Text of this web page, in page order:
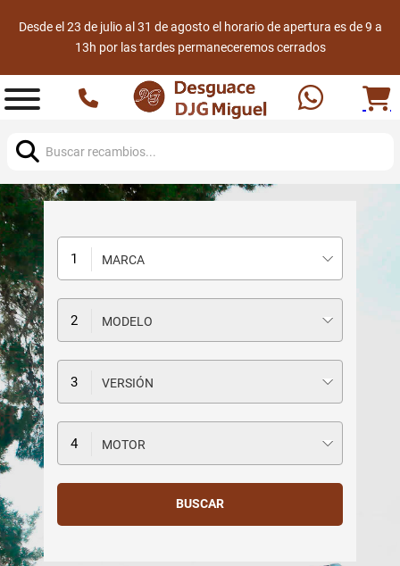
Desde el 23 de julio al 31 de agosto el horario de apertura es de 9 a
13h por las tardes permaneceremos cerrados
MARCA
MODELO
VERSIÓN
MOTOR